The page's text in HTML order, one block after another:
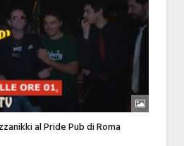
al Pride Pub di Roma